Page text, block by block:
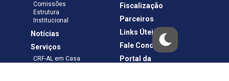
Comissões
Estrutura
Institucional
Notícias
Serviços
CRF-AL em Casa
Fiscalização
Parceiros
Links Úteis
Fale Conosco
Portal da